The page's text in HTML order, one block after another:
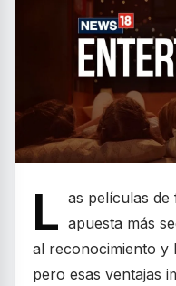
L as películas
apuesta más
al reconocimiento y
pero esas ventajas